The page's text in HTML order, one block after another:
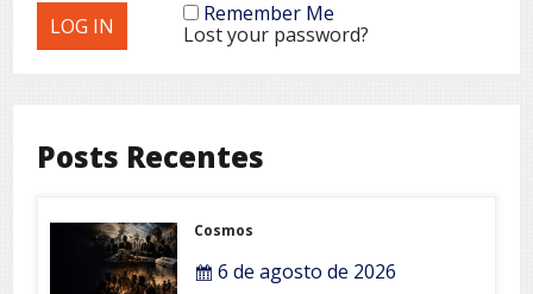
Remember Me
Lost your password?
Posts Recentes
Cosmos
6 de agosto de 2026